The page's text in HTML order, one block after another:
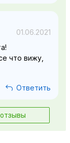
01.06.2021
что вижу,
Ответить